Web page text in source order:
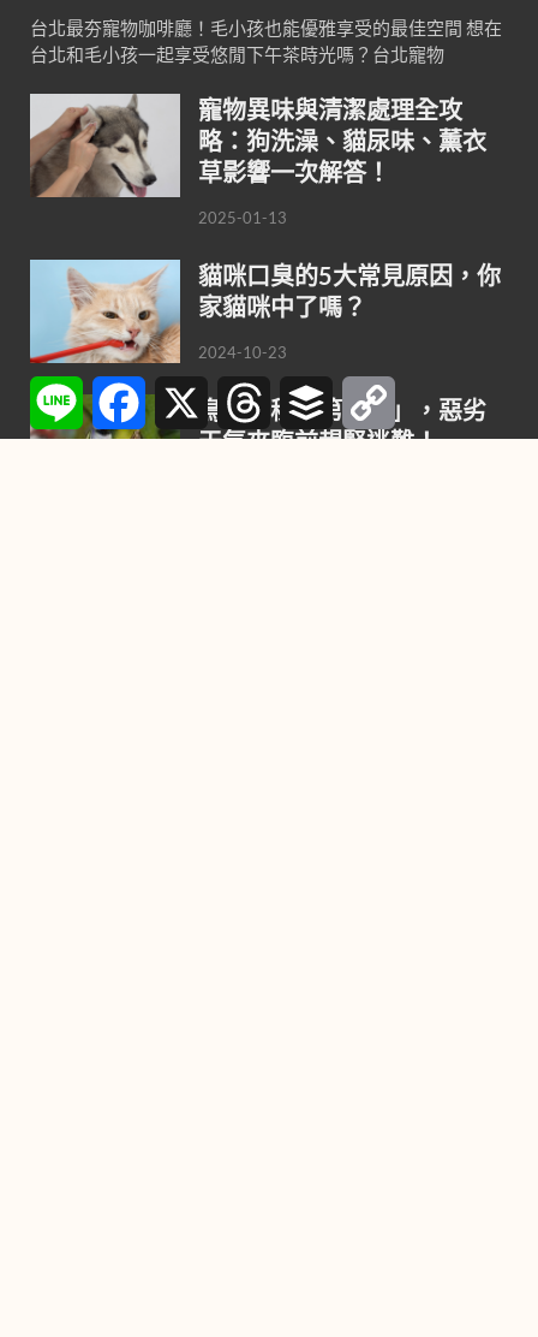
台北最夯寵物咖啡廳！毛小孩也能優雅享受的最佳空間 想在
台北和毛小孩一起享受悠閒下午茶時光嗎？台北寵物
寵物異味與清潔處理全攻
略：狗洗澡、貓尿味、薰衣
草影響一次解答！
2025-01-13
貓咪口臭的5大常見原因，你
家貓咪中了嗎？
2024-10-23
鳥類神秘「第六感」，惡劣
天氣來臨前趕緊逃難！
Line FacebookX Threads Buffer
Link